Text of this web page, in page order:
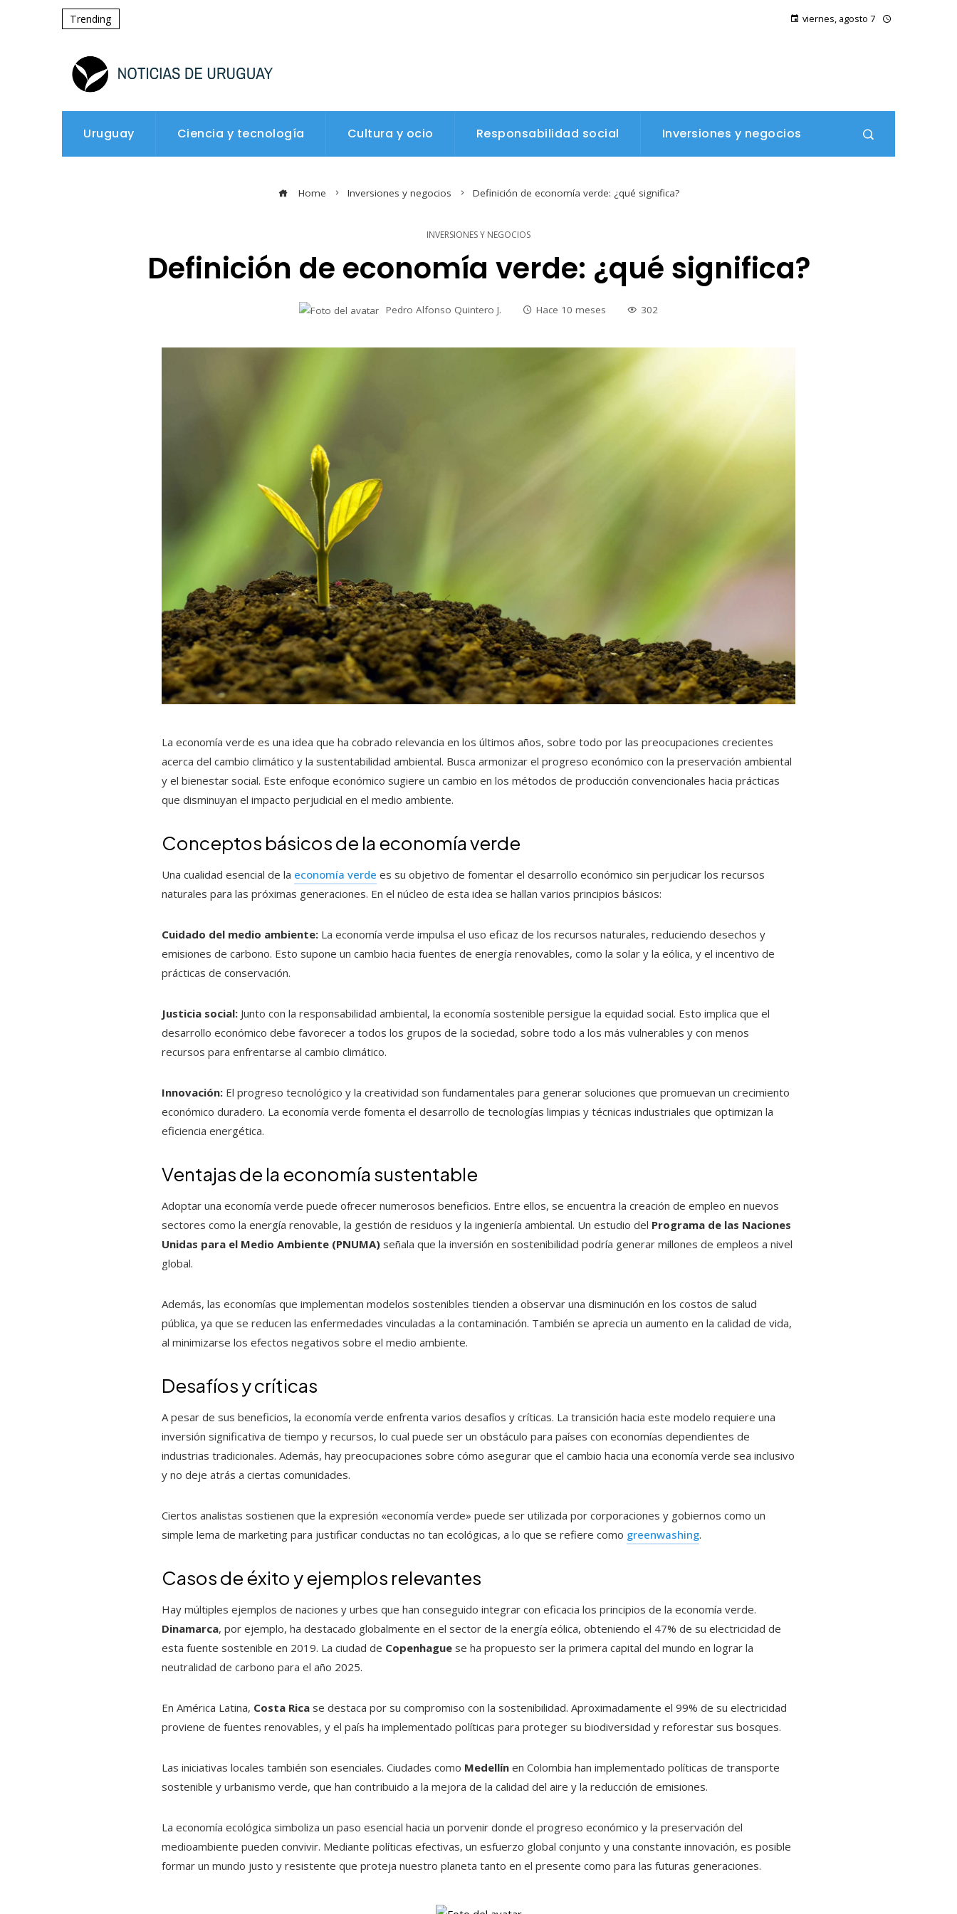
Trending viernes, agosto 7
Uruguay Ciencia y tecnología Cultura y ocio Responsabilidad social Inversiones y negocios
Home Inversiones y negocios Definición de economía verde: ¿qué significa?
INVERSIONES Y NEGOCIOS
Definición de economía verde: ¿qué significa?
Pedro Alfonso Quintero J. Hace 10 meses 302
La economía verde es una idea que ha cobrado relevancia en los últimos años, sobre todo por las preocupaciones crecientes
acerca del cambio climático y la sustentabilidad ambiental. Busca armonizar el progreso económico con la preservación ambiental
y el bienestar social. Este enfoque económico sugiere un cambio en los métodos de producción convencionales hacia prácticas
que disminuyan el impacto perjudicial en el medio ambiente.
Conceptos básicos de la economía verde
Una cualidad esencial de la economía verde es su objetivo de fomentar el desarrollo económico sin perjudicar los recursos
naturales para las próximas generaciones. En el núcleo de esta idea se hallan varios principios básicos:
Cuidado del medio ambiente: La economía verde impulsa el uso eficaz de los recursos naturales, reduciendo desechos y
emisiones de carbono. Esto supone un cambio hacia fuentes de energía renovables, como la solar y la eólica, y el incentivo de
prácticas de conservación.
Justicia social: Junto con la responsabilidad ambiental, la economía sostenible persigue la equidad social. Esto implica que el
desarrollo económico debe favorecer a todos los grupos de la sociedad, sobre todo a los más vulnerables y con menos
recursos para enfrentarse al cambio climático.
Innovación: El progreso tecnológico y la creatividad son fundamentales para generar soluciones que promuevan un crecimiento
económico duradero. La economía verde fomenta el desarrollo de tecnologías limpias y técnicas industriales que optimizan la
eficiencia energética.
Ventajas de la economía sustentable
Adoptar una economía verde puede ofrecer numerosos beneficios. Entre ellos, se encuentra la creación de empleo en nuevos
sectores como la energía renovable, la gestión de residuos y la ingeniería ambiental. Un estudio del Programa de las Naciones
Unidas para el Medio Ambiente (PNUMA) señala que la inversión en sostenibilidad podría generar millones de empleos a nivel
global.
Además, las economías que implementan modelos sostenibles tienden a observar una disminución en los costos de salud
pública, ya que se reducen las enfermedades vinculadas a la contaminación. También se aprecia un aumento en la calidad de vida,
al minimizarse los efectos negativos sobre el medio ambiente.
Desafíos y críticas
A pesar de sus beneficios, la economía verde enfrenta varios desafíos y críticas. La transición hacia este modelo requiere una
inversión significativa de tiempo y recursos, lo cual puede ser un obstáculo para países con economías dependientes de
industrias tradicionales. Además, hay preocupaciones sobre cómo asegurar que el cambio hacia una economía verde sea inclusivo
y no deje atrás a ciertas comunidades.
Ciertos analistas sostienen que la expresión «economía verde» puede ser utilizada por corporaciones y gobiernos como un
simple lema de marketing para justificar conductas no tan ecológicas, a lo que se refiere como greenwashing.
Casos de éxito y ejemplos relevantes
Hay múltiples ejemplos de naciones y urbes que han conseguido integrar con eficacia los principios de la economía verde.
Dinamarca, por ejemplo, ha destacado globalmente en el sector de la energía eólica, obteniendo el 47% de su electricidad de
esta fuente sostenible en 2019. La ciudad de Copenhague se ha propuesto ser la primera capital del mundo en lograr la
neutralidad de carbono para el año 2025.
En América Latina, Costa Rica se destaca por su compromiso con la sostenibilidad. Aproximadamente el 99% de su electricidad
proviene de fuentes renovables, y el país ha implementado políticas para proteger su biodiversidad y reforestar sus bosques.
Las iniciativas locales también son esenciales. Ciudades como Medellín en Colombia han implementado políticas de transporte
sostenible y urbanismo verde, que han contribuido a la mejora de la calidad del aire y la reducción de emisiones.
La economía ecológica simboliza un paso esencial hacia un porvenir donde el progreso económico y la preservación del
medioambiente pueden convivir. Mediante políticas efectivas, un esfuerzo global conjunto y una constante innovación, es posible
formar un mundo justo y resistente que proteja nuestro planeta tanto en el presente como para las futuras generaciones.